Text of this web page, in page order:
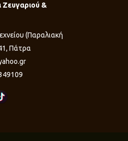
Ζευγαριού &
(Παραλιακή
Πάτρα